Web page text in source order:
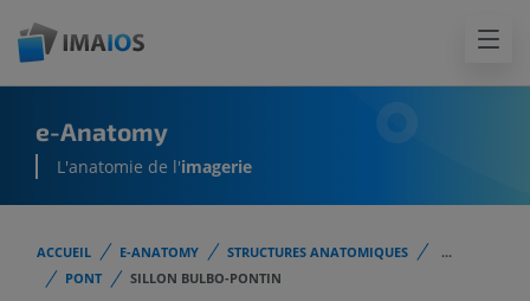
e-Anatomy
L'anatomie de l'imagerie
ACCUEIL E-ANATOMY STRUCTURES ANATOMIQUES
...
PONT
SILLON BULBO-PONTIN